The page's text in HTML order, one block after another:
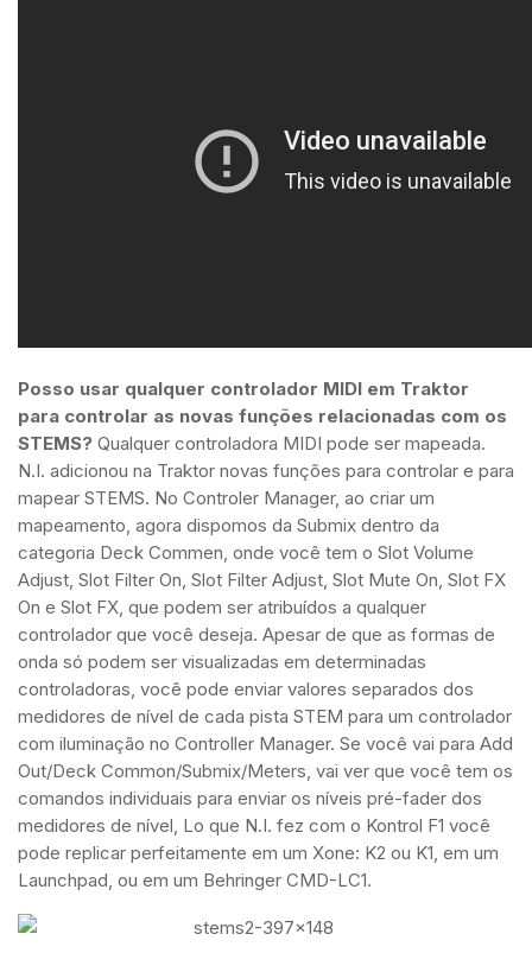
Posso usar qualquer controlador MIDI em Traktor
para controlar as novas funções relacionadas com os
STEMS? Qualquer controladora MIDI pode ser mapeada.
N.I. adicionou na Traktor novas funções para controlar e para
mapear STEMS. No Controler Manager, ao criar um
mapeamento, agora dispomos da Submix dentro da
categoria Deck Commen, onde você tem o Slot Volume
Adjust, Slot Filter On, Slot Filter Adjust, Slot Mute On, Slot FX
On e Slot FX, que podem ser atribuídos a qualquer
controlador que você deseja. Apesar de que as formas de
onda só podem ser visualizadas em determinadas
controladoras, você pode enviar valores separados dos
medidores de nível de cada pista STEM para um controlador
com iluminação no Controller Manager. Se você vai para Add
Out/Deck Common/Submix/Meters, vai ver que você tem os
comandos individuais para enviar os níveis pré-fader dos
medidores de nível, Lo que N.I. fez com o Kontrol F1 você
pode replicar perfeitamente em um Xone: K2 ou K1, em um
Launchpad, ou em um Behringer CMD-LC1.